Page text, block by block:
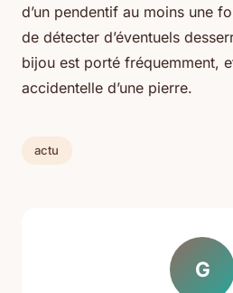
d’un pendentif au moins une
de détecter d’éventuels
bijou est porté fréquemment,
accidentelle d’une pierre.
actu
G